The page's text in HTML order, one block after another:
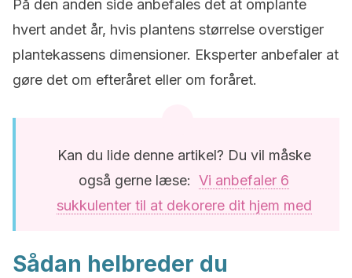
På den anden side anbefales det at omplante
hvert andet år, hvis plantens størrelse overstiger
plantekassens dimensioner. Eksperter anbefaler at
gøre det om efteråret eller om foråret.
Kan du lide denne artikel? Du vil måske
også gerne læse: Vi anbefaler 6
sukkulenter til at dekorere dit hjem med
Sådan helbreder du